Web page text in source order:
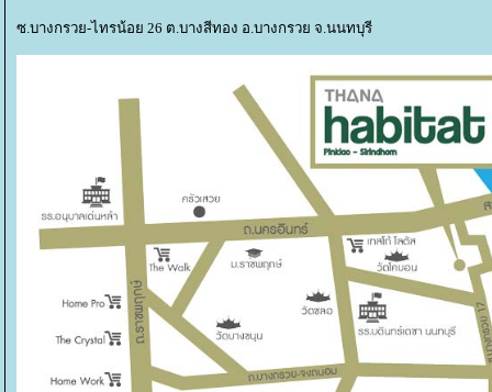
ซ.บางกรวย-ไทรน้อย 26 ต.บางสีทอง อ.บางกรวย จ.นนทบุรี